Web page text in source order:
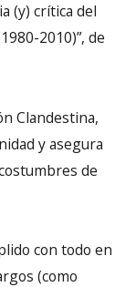
(y) crítica del
2010)”, de
Clandestina,
y asegura
de
con todo en
(como